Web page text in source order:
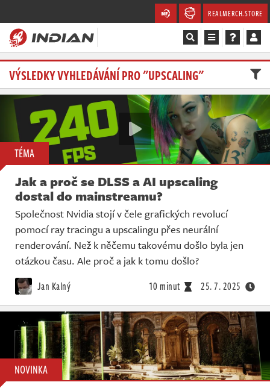
REALMERCH.STORE
Magazín
Recenze
Videa
Soutěže
Databáze
Komunita
Redakce
Živě
VÝSLEDKY VYHLEDÁVÁNÍ PRO "UPSCALING"
TÉMA
Jak a proč se DLSS a AI upscaling
dostal do mainstreamu?
Společnost Nvidia stojí v čele grafických revolucí
pomocí ray tracingu a upscalingu přes neurální
renderování. Než k něčemu takovému došlo byla jen
otázkou času. Ale proč a jak k tomu došlo?
Jan Kalný 10 minut 25. 7. 2025
NOVINKA